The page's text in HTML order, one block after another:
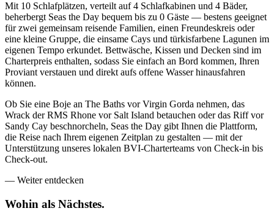
Mit 10 Schlafplätzen, verteilt auf 4 Schlafkabinen und 4 Bäder,
beherbergt Seas the Day bequem bis zu 0 Gäste — bestens geeignet
für zwei gemeinsam reisende Familien, einen Freundeskreis oder
eine kleine Gruppe, die einsame Cays und türkisfarbene Lagunen im
eigenen Tempo erkundet. Bettwäsche, Kissen und Decken sind im
Charterpreis enthalten, sodass Sie einfach an Bord kommen, Ihren
Proviant verstauen und direkt aufs offene Wasser hinausfahren
können.
Ob Sie eine Boje an The Baths vor Virgin Gorda nehmen, das
Wrack der RMS Rhone vor Salt Island betauchen oder das Riff vor
Sandy Cay beschnorcheln, Seas the Day gibt Ihnen die Plattform,
die Reise nach Ihrem eigenen Zeitplan zu gestalten — mit der
Unterstützung unseres lokalen BVI-Charterteams von Check-in bis
Check-out.
— Weiter entdecken
Wohin als Nächstes.